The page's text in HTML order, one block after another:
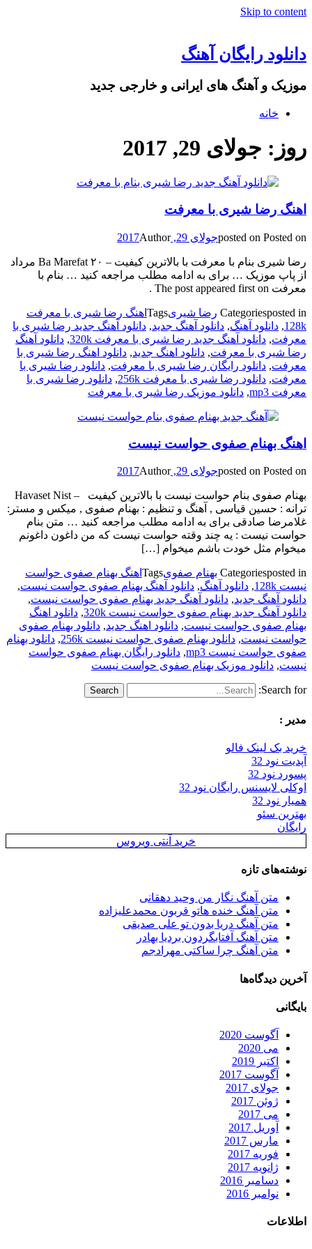
Skip to content
دانلود رایگان آهنگ
موزیک و آهنگ های ایرانی و خارجی جدید
خانه
روز: جولای 29, 2017
اهنگ رضا شیری با معرفت
posted on Posted on جولای 29, 2017 Author
رضا شیری بنام با معرفت با بالاترین کیفیت – Ba Marefat ۲۰ مرداد
از پاپ موزیک … برای به ادامه مطلب مراجعه کنید … بنام با
معرفت The post appeared first on .
Categoriesposted in رضا شیریTags اهنگ رضا شیری با معرفت
128k
, دانلود آهنگ, دانلود آهنگ جدید, دانلود آهنگ جدید رضا شیری با
معرفت, دانلود آهنگ جدید رضا شیری با معرفت 320k , دانلود آهنگ
رضا شیری با معرفت, دانلود اهنگ جدید, دانلود اهنگ رضا شیری با
معرفت, دانلود رایگان رضا شیری با معرفت, دانلود رضا شیری با
معرفت, دانلود رضا شیری با معرفت 256k , دانلود رضا شیری با
معرفت mp3
, دانلود موزیک رضا شیری با معرفت
اهنگ بهنام صفوی حواست نیست
posted on Posted on جولای 29, 2017 Author
بهنام صفوی بنام حواست نیست با بالاترین کیفیت – Havaset Nist
ترانه : حسین قیاسی , آهنگ و تنظیم : بهنام صفوی , میکس و مستر:
غلامرضا صادقی برای به ادامه مطلب مراجعه کنید … متن بنام
حواست نیست : یه چند وقته حواست نیست که من داغون داغونم
میخوام مثل خودت باشم میخوام […]
Categoriesposted in بهنام صفویTags اهنگ بهنام صفوی حواست
نیست 128k
, دانلود آهنگ, دانلود آهنگ بهنام صفوی حواست نیست,
دانلود آهنگ جدید, دانلود آهنگ جدید بهنام صفوی حواست نیست,
دانلود آهنگ جدید بهنام صفوی حواست نیست 320k
, دانلود اهنگ
بهنام صفوی حواست نیست, دانلود اهنگ جدید, دانلود بهنام صفوی
حواست نیست, دانلود بهنام صفوی حواست نیست 256k , دانلود بهنام
صفوی حواست نیست mp3
, دانلود رایگان بهنام صفوی حواست
نیست, دانلود موزیک بهنام صفوی حواست نیست
Search for:
مدیر :
خرید بک لینک فالو
آپدیت نود 32
پسورد نود 32
اوکلی لایسنس رایگان نود 32
همیار نود 32
بهترین سئو
رایگان
خرید آنتی ویروس
نوشته‌های تازه
متن آهنگ نگار من وحید دهقانی
متن آهنگ خنده هاتو قربون محمدعلیزاده
متن آهنگ دریا بدون تو علی صدیقی
متن آهنگ آفتابگردون بردیا بهادر
متن آهنگ چرا ساکتی مهرادجم
آخرین دیدگاه‌ها
بایگانی
آگوست 2020
می 2020
اکتبر 2019
آگوست 2017
جولای 2017
ژوئن 2017
می 2017
آوریل 2017
مارس 2017
فوریه 2017
ژانویه 2017
دسامبر 2016
نوامبر 2016
اطلاعات